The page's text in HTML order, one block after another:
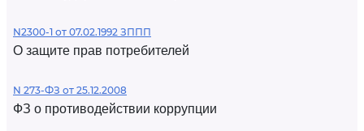
N2300-1 от 07.02.1992 ЗППП
О защите прав потребителей
N 273-ФЗ от 25.12.2008
ФЗ о противодействии коррупции